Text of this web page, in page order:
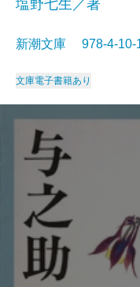
塩野七生／著
新潮文庫 978-4-
文庫電子書籍あり